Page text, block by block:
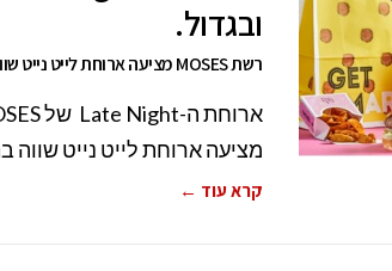
ובגדול.
רשת MOSES מציעה ארוחת לייט נייט שווה במיוחד בהזמנת משלוח באונליין בלבד.
מציעה ארוחת לייט נייט
קרא עוד ←